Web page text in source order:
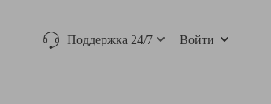
Поддержка 24/7 Войти